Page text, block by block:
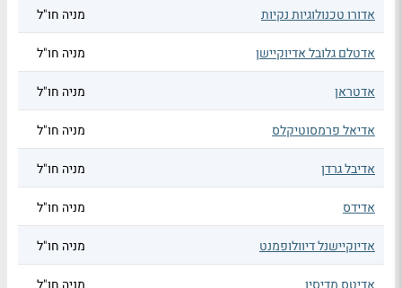
אדורו טכנולוגיות נקיות מניה חו"ל
אדטלם גלובל אדיוקיישן מניה חו"ל
אדטראן מניה חו"ל
אדיאל פרמסוטיקלס מניה חו"ל
אדיבל גרדן מניה חו"ל
אדידס מניה חו"ל
אדיוקיישנל דיוולופמנט מניה חו"ל